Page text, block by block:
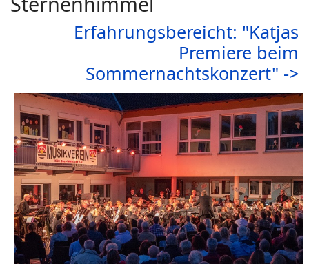
Erfahrungsbereicht: "Katjas
Premiere beim
Sommernachtskonzert" ->